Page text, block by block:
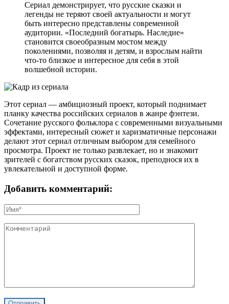
Сериал демонстрирует, что русские сказки и
легенды не теряют своей актуальности и могут
быть интересно представлены современной
аудитории. «Последний богатырь. Наследие»
становится своеобразным мостом между
поколениями, позволяя и детям, и взрослым найти
что-то близкое и интересное для себя в этой
волшебной истории.
Этот сериал — амбициозный проект, который поднимает
планку качества российских сериалов в жанре фэнтези.
Сочетание русского фольклора с современными визуальными
эффектами, интересный сюжет и харизматичные персонажи
делают этот сериал отличным выбором для семейного
просмотра. Проект не только развлекает, но и знакомит
зрителей с богатством русских сказок, преподнося их в
увлекательной и доступной форме.
Добавить комментарий: